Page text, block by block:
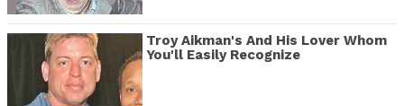
Troy Aikman's And His Lover Whom
You'll Easily Recognize